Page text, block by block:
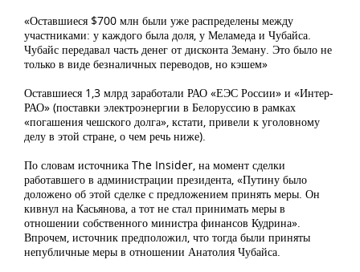
«Оставшиеся $700 млн были уже распределены между
участниками: у каждого была доля, у Меламеда и Чубайса.
Чубайс передавал часть денег от дисконта Земану. Это было не
только в виде безналичных переводов, но кэшем»
Оставшиеся 1,3 млрд заработали РАО «ЕЭС России» и «Интер-
РАО» (поставки электроэнергии в Белоруссию в рамках
«погашения чешского долга», кстати, привели к уголовному
делу в этой стране, о чем речь ниже).
По словам источника The Insider, на момент сделки
работавшего в администрации президента, «Путину было
доложено об этой сделке с предложением принять меры. Он
кивнул на Касьянова, а тот не стал принимать меры в
отношении собственного министра финансов Кудрина».
Впрочем, источник предположил, что тогда были приняты
непубличные меры в отношении Анатолия Чубайса.